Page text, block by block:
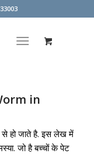
in
से हो जाते है. इस लेख में
जो है बच्चों के पेट